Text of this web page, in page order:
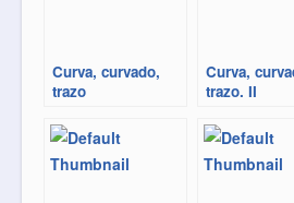
Curva, curvado,
trazo
Curva,
trazo. II